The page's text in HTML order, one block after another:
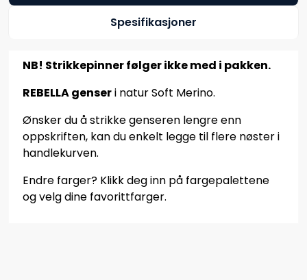
Spesifikasjoner
NB! Strikkepinner følger ikke med i pakken.
REBELLA genseri natur Soft Merino.
Ønsker du å strikke genseren lengre enn
oppskriften, kan du enkelt legge til flere nøster i
handlekurven.
Endre farger? Klikk deg inn på fargepalettene
og velg dine favorittfarger.